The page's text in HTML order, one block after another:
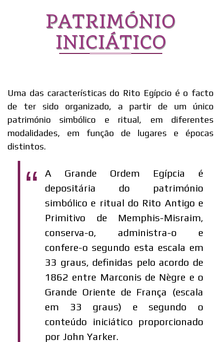
PATRIMÓNIO
INICIÁTICO
Uma das características do Rito Egípcio é o facto
de ter sido organizado, a partir de um único
património simbólico e ritual, em diferentes
modalidades, em função de lugares e épocas
distintos.
A Grande Ordem Egípcia é
depositária do património
simbólico e ritual do Rito Antigo e
Primitivo de Memphis-Misraim,
conserva-o, administra-o e
confere-o segundo esta escala em
33 graus, definidas pelo acordo de
1862 entre Marconis de Nègre e o
Grande Oriente de França (escala
em 33 graus) e segundo o
conteúdo iniciático proporcionado
por John Yarker.